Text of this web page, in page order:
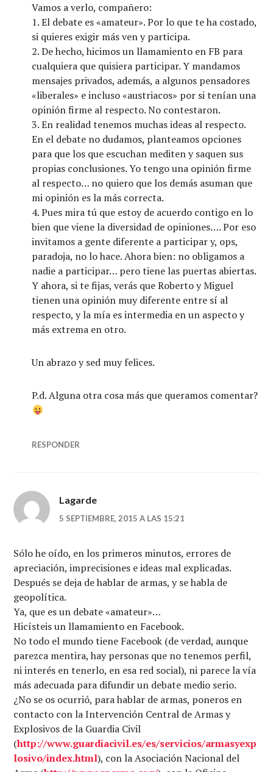
Vamos a verlo, compañero:
1. El debate es «amateur». Por lo que te ha costado,
si quieres exigir más ven y participa.
2. De hecho, hicimos un llamamiento en FB para
cualquiera que quisiera participar. Y mandamos
mensajes privados, además, a algunos pensadores
«liberales» e incluso «austriacos» por si tenían una
opinión firme al respecto. No contestaron.
3. En realidad tenemos muchas ideas al respecto.
En el debate no dudamos, planteamos opciones
para que los que escuchan mediten y saquen sus
propias conclusiones. Yo tengo una opinión firme
al respecto… no quiero que los demás asuman que
mi opinión es la más correcta.
4. Pues mira tú que estoy de acuerdo contigo en lo
bien que viene la diversidad de opiniones…. Por eso
invitamos a gente diferente a participar y, ops,
paradoja, no lo hace. Ahora bien: no obligamos a
nadie a participar… pero tiene las puertas abiertas.
Y ahora, si te fijas, verás que Roberto y Miguel
tienen una opinión muy diferente entre sí al
respecto, y la mía es intermedia en un aspecto y
más extrema en otro.
Un abrazo y sed muy felices.
P.d. Alguna otra cosa más que queramos comentar?
RESPONDER
Lagarde
5 SEPTIEMBRE, 2015 A LAS 15:21
Sólo he oído, en los primeros minutos, errores de
apreciación, imprecisiones e ideas mal explicadas.
Después se deja de hablar de armas, y se habla de
geopolítica.
Ya, que es un debate «amateur»…
Hicísteis un llamamiento en Facebook.
No todo el mundo tiene Facebook (de verdad, aunque
parezca mentira, hay personas que no tenemos perfil,
ni interés en tenerlo, en esa red social), ni parece la vía
más adecuada para difundir un debate medio serio.
¿No se os ocurrió, para hablar de armas, poneros en
contacto con la Intervención Central de Armas y
Explosivos de la Guardia Civil
(http://www.guardiacivil.es/es/servicios/armasyexp
losivo/index.html), con la Asociación Nacional del